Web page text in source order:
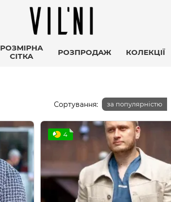
РОЗМІРНА
СІТКА
РОЗПРОДАЖ КОЛЕКЦІЇ
Сортування: за популярністю
4